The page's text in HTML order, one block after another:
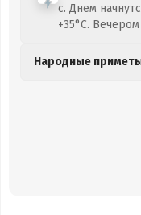
с. Днем
+35°C.
Народные